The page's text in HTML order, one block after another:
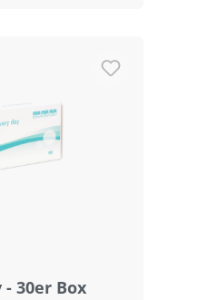
30er Box